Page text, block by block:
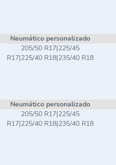
Neumático personalizado
205/50 R17|225/45
R17|225/40 R18|235/40 R18
Neumático personalizado
205/50 R17|225/45
R17|225/40 R18|235/40 R18